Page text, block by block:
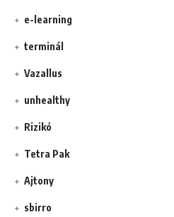
e-learning
terminál
Vazallus
unhealthy
Rizikó
Tetra Pak
Ajtony
sbirro